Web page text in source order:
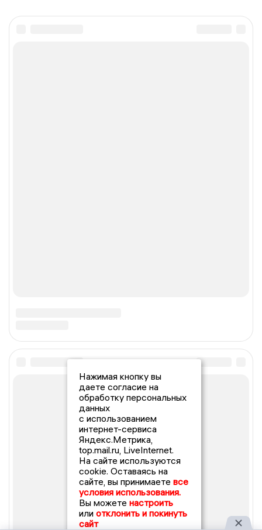
Нажимая кнопку вы
даете согласие на
обработку персональных
данных
с использованием
интернет-сервиса
Яндекс.Метрика,
top.mail.ru, LiveInternet.
На сайте используются
cookie. Оставаясь на
сайте, вы принимаете все
условия использования.
Вы можете настроить
или отклонить и покинуть
сайт